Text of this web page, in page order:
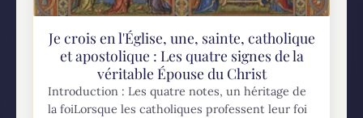
Je crois en l'Église, une, sainte, catholique
et apostolique : Les quatre signes de la
véritable Épouse du Christ
Introduction : Les quatre notes, un héritage de
la foiLorsque les catholiques professent leur foi